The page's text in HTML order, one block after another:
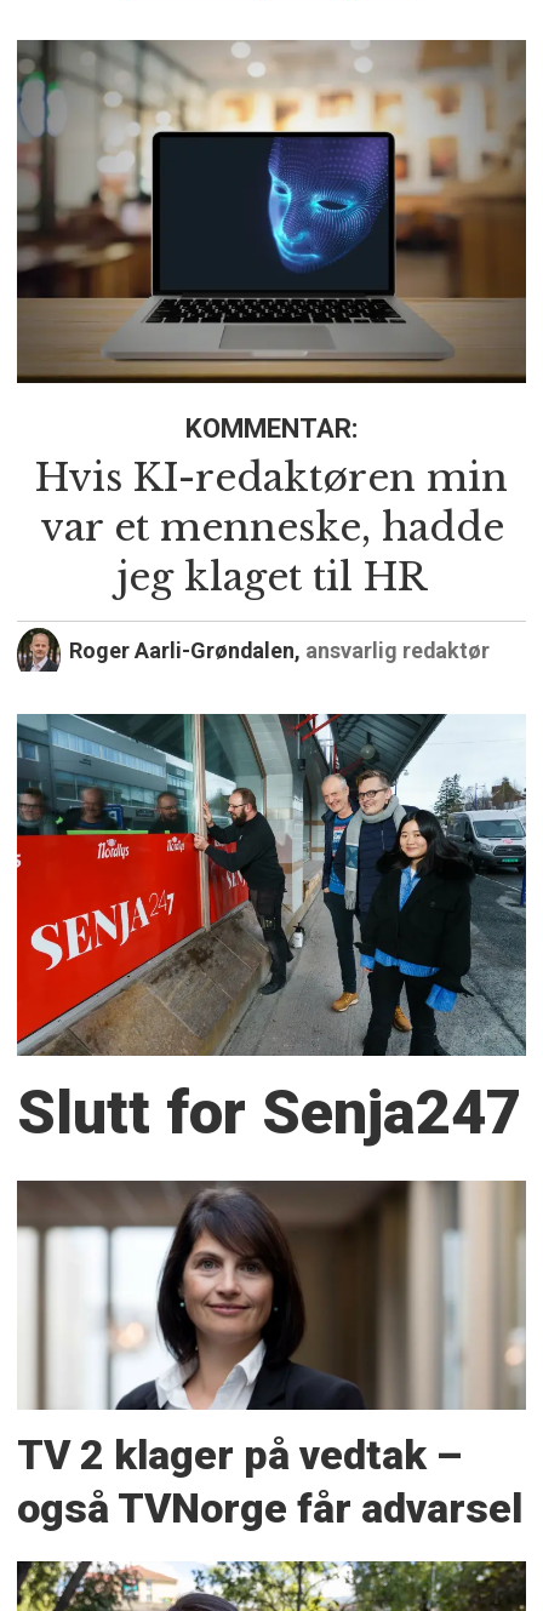
KOMMENTAR:
Hvis KI-redaktøren min
var et menneske, hadde
jeg klaget til HR
Roger Aarli-Grøndalen, ansvarlig redaktør
Slutt for Senja247
TV 2 klager på vedtak –
også TVNorge får advarsel